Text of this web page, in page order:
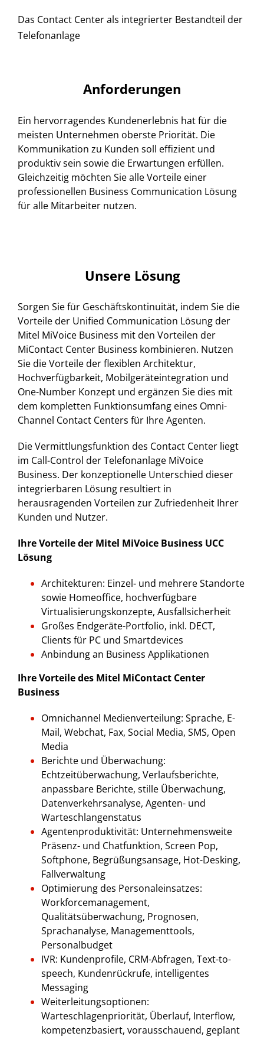
Das Contact Center als integrierter Bestandteil der
Telefonanlage
Anforderungen
Ein hervorragendes Kundenerlebnis hat für die
meisten Unternehmen oberste Priorität. Die
Kommunikation zu Kunden soll effizient und
produktiv sein sowie die Erwartungen erfüllen.
Gleichzeitig möchten Sie alle Vorteile einer
professionellen Business Communication Lösung
für alle Mitarbeiter nutzen.
Unsere Lösung
Sorgen Sie für Geschäftskontinuität, indem Sie die
Vorteile der Unified Communication Lösung der
Mitel MiVoice Business mit den Vorteilen der
MiContact Center Business kombinieren. Nutzen
Sie die Vorteile der flexiblen Architektur,
Hochverfügbarkeit, Mobilgeräteintegration und
One-Number Konzept und ergänzen Sie dies mit
dem kompletten Funktionsumfang eines Omni-
Channel Contact Centers für Ihre Agenten.
Die Vermittlungsfunktion des Contact Center liegt
im Call-Control der Telefonanlage MiVoice
Business. Der konzeptionelle Unterschied dieser
integrierbaren Lösung resultiert in
herausragenden Vorteilen zur Zufriedenheit Ihrer
Kunden und Nutzer.
Ihre Vorteile der Mitel MiVoice Business UCC
Lösung
Architekturen: Einzel- und mehrere Standorte
sowie Homeoffice, hochverfügbare
Virtualisierungskonzepte, Ausfallsicherheit
Großes Endgeräte-Portfolio, inkl. DECT,
Clients für PC und Smartdevices
Anbindung an Business Applikationen
Ihre Vorteile des Mitel MiContact Center
Business
Omnichannel Medienverteilung: Sprache, E-
Mail, Webchat, Fax, Social Media, SMS, Open
Media
Berichte und Überwachung:
Echtzeitüberwachung, Verlaufsberichte,
anpassbare Berichte, stille Überwachung,
Datenverkehrsanalyse, Agenten- und
Warteschlangenstatus
Agentenproduktivität: Unternehmensweite
Präsenz- und Chatfunktion, Screen Pop,
Softphone, Begrüßungsansage, Hot-Desking,
Fallverwaltung
Optimierung des Personaleinsatzes:
Workforcemanagement,
Qualitätsüberwachung, Prognosen,
Sprachanalyse, Managementtools,
Personalbudget
IVR: Kundenprofile, CRM-Abfragen, Text-to-
speech, Kundenrückrufe, intelligentes
Messaging
Weiterleitungsoptionen:
Warteschlagenpriorität, Überlauf, Interflow,
kompetenzbasiert, vorausschauend, geplant